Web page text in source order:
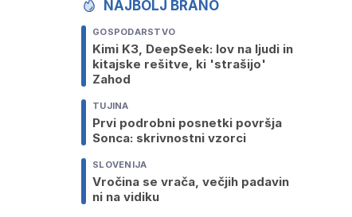
NAJBOLJ BRANO
GOSPODARSTVO
Kimi K3, DeepSeek: lov na ljudi in
kitajske rešitve, ki 'strašijo'
Zahod
TUJINA
Prvi podrobni posnetki površja
Sonca: skrivnostni vzorci
SLOVENIJA
Vročina se vrača, večjih padavin
ni na vidiku